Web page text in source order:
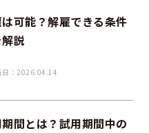
可能？解雇できる条件
説
日：2026.04.14
間とは？試用期間中の